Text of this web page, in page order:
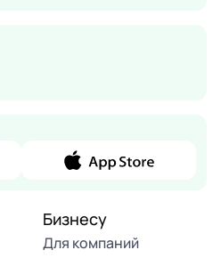
Бизнесу
Для компаний